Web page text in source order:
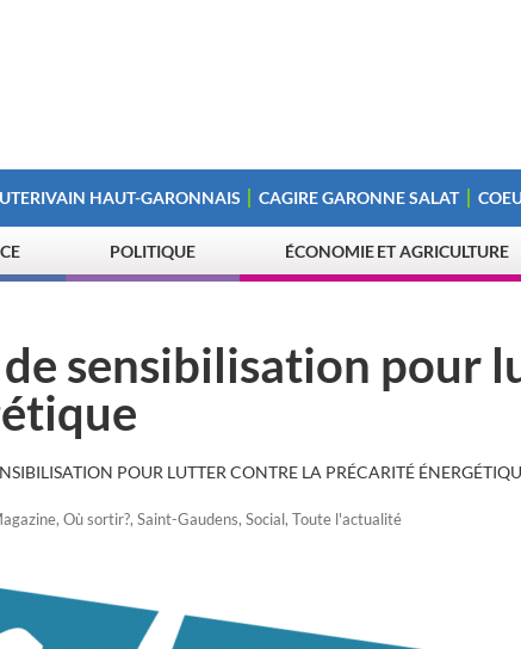
HAUT-GARONNAIS CAGIRE GARONNE SALAT
POLITIQUE ÉCONOMIE ET AGRICULTURE
sensibilisation pour
POUR LUTTER CONTRE LA PRÉCARITÉ
, Où sortir?, Saint-Gaudens, Social, Toute l'actualité